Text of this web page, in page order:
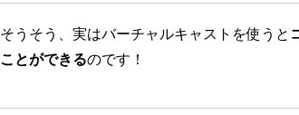
そうそう、実はバーチャルキャストを使うと
ことができるのです！